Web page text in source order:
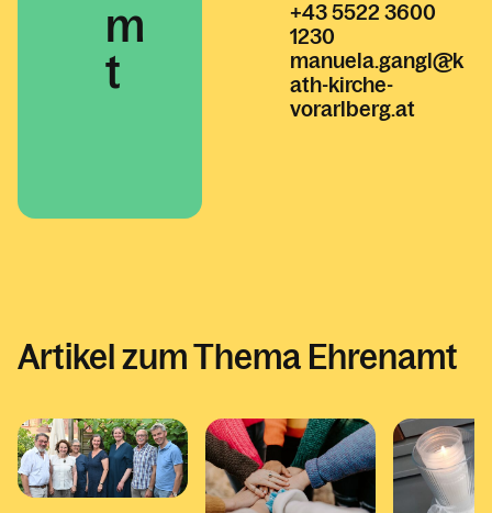
+43 5522 3600
1230
manuela.gangl@k
ath-kirche-
vorarlberg.at
m
t
Artikel zum Thema Ehrenamt